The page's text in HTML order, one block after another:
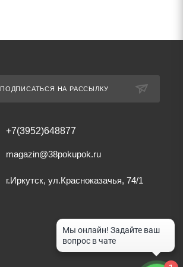
ПОДПИСАТЬСЯ НА РАССЫЛКУ
+7(3952)648877
magazin@38pokupok.ru
г.Иркутск, ул.Красноказачья, 74/1